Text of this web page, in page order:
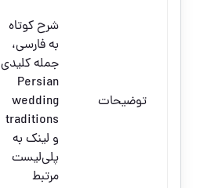
توضیحات
شرح کوتاه
به فارسی،
جمله کلیدی
Persian
wedding
traditions
و لینک به
پلی‌لیست
مرتبط